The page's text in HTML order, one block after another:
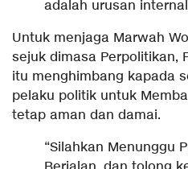
adalah urusan internal
Untuk menjaga Marwah
sejuk dimasa Perpolitikan,
itu menghimbang kapada
pelaku politik untuk
tetap aman dan damai.
“Silahkan Menunggu